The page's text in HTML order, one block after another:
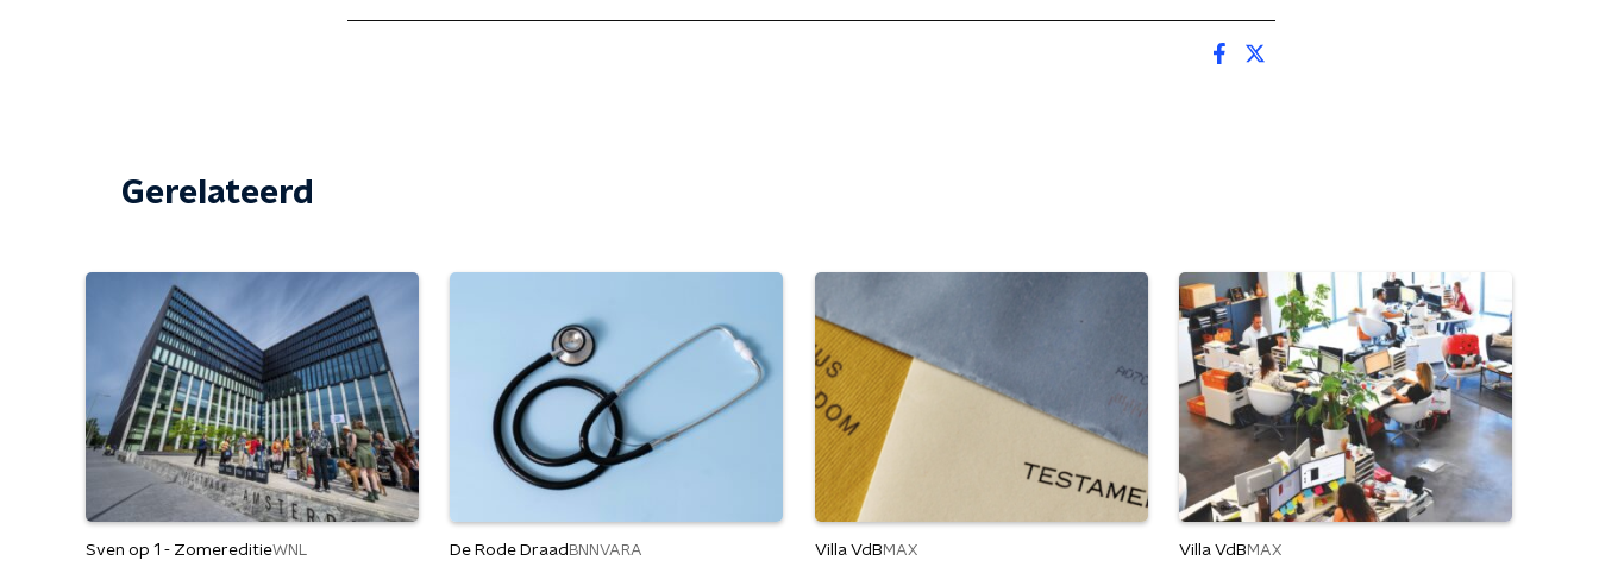
Gerelateerd
Sven op 1 - ZomereditieWNL De Rode Draad BNNVARA Villa VdB MAX Villa VdB MAX